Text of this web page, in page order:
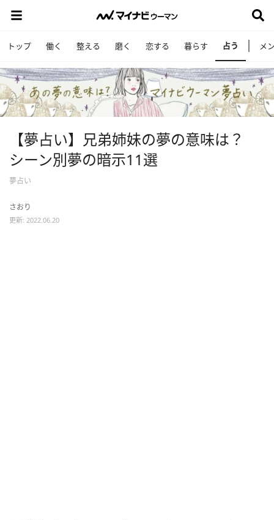
トップ 働く 整える 磨く 恋する 暮らす 占う メ
【夢占い】兄弟姉妹の夢の意味は？
シーン別夢の暗示11選
夢占い
さおり
更新: 2022.06.20